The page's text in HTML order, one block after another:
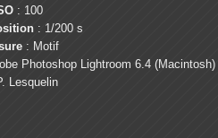
: 100
: 1/200 s
: Motif
Photoshop Lightroom 6.4 (Macintosh)
Lesquelin